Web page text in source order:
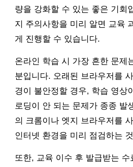
량을 강화할 수 있는 좋은 기회
지 주의사항을 미리 알면 교육
게 진행할 수 있습니다.
온라인 학습 시 가장 흔한 문제
분입니다. 오래된 브라우저를
경이 불안정할 경우, 학습 영상
로딩이 안 되는 문제가 종종 발
의 크롬이나 엣지 브라우저를
인터넷 환경을 미리 점검하는
또한, 교육 이수 후 발급받는 수